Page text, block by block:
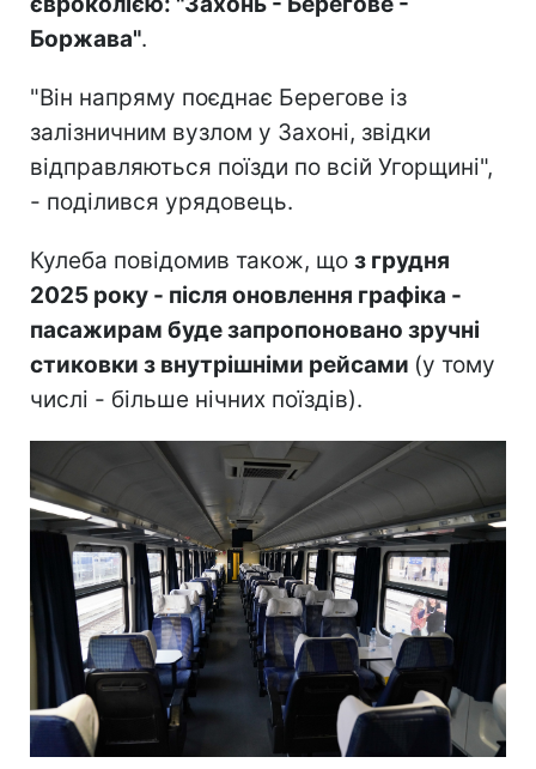
Боржава".
"Він напряму поєднає Берегове із
залізничним вузлом у Захоні, звідки
відправляються поїзди по всій Угорщині",
- поділився урядовець.
Кулеба повідомив також, що з грудня
2025 року - після оновлення графіка -
пасажирам буде запропоновано зручні
стиковки з внутрішніми рейсами (у тому
числі - більше нічних поїздів).